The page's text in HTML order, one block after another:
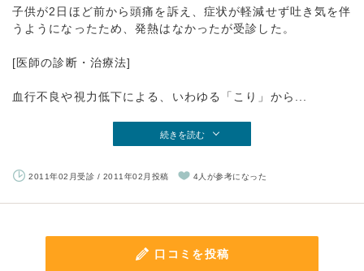
子供が2日ほど前から頭痛を訴え、症状が軽減せず吐き気を伴
うようになったため、発熱はなかったが受診した。
[医師の診断・治療法]
血行不良や視力低下による、いわゆる「こり」から...
続きを読む
2011年02月受診 / 2011年02月投稿 4人が参考になった
口コミを投稿